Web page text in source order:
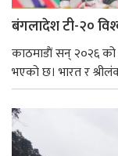
बंगलादेश टी-२०
काठमाडाैं सन् २०२६
भएको छ। भारत र